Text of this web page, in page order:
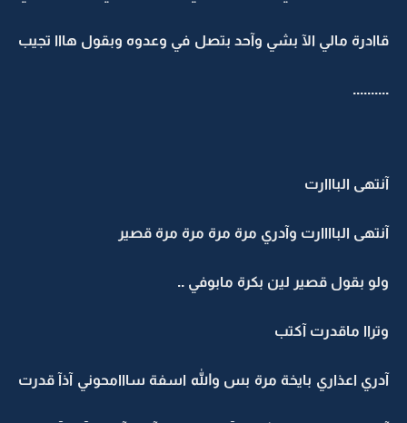
قاادرة مالي الآ بشي وآحد بتصل في وعدوه وبقول هااا تجيب
..........
آنتهى البااارت
آنتهى الباااارت وآدري مرة مرة مرة مرة قصير
ولو بقول قصير لين بكرة مابوفي ..
وتراا ماقدرت آكتب
آدري اعذاري بايخة مرة بس والله اسفة سااامحوني آذآ قدرت